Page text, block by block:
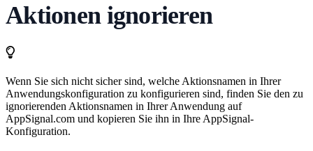
Aktionen ignorieren
Wenn Sie sich nicht sicher sind, welche Aktionsnamen in Ihrer
Anwendungskonfiguration zu konfigurieren sind, finden Sie den zu
ignorierenden Aktionsnamen in Ihrer Anwendung auf
AppSignal.com und kopieren Sie ihn in Ihre AppSignal-
Konfiguration.